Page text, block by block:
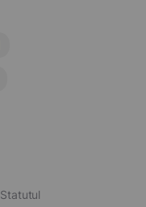
Statutul